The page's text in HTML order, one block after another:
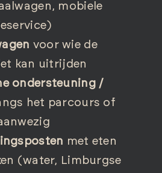
mobiele
voor wie de
kan uitrijden
ondersteuning /
het parcours of
met eten
(water, Limburgse